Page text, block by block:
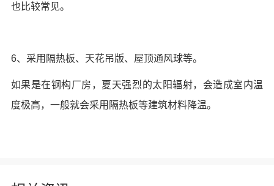
也比较常见。
6、采用隔热板、天花吊版、屋顶通风球等。
如果是在钢构厂房，夏天强烈的太阳辐射，会造成室内温
度极高，一般就会采用隔热板等建筑材料降温。